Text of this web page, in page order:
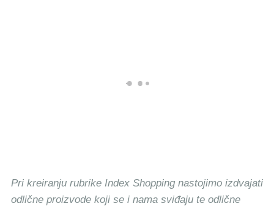
Pri kreiranju rubrike Index Shopping nastojimo izdvajati
odlične proizvode koji se i nama sviđaju te odlične